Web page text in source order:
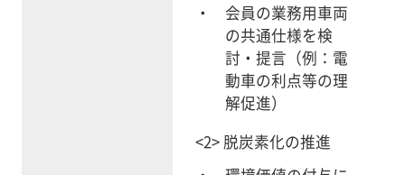
会員の業務用車両
の共通仕様を検
討・提言（例：電
動車の利点等の理
解促進）
<2> 脱炭素化の推進